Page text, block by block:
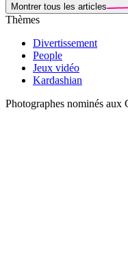
Montrer tous les articles
Thèmes
Divertissement
People
Jeux vidéo
Kardashian
Photographes nominés